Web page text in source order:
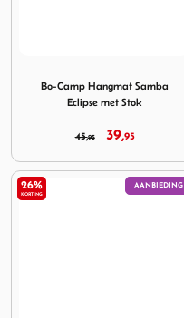
Bo-Camp Hangmat Samba
Eclipse met Stok
45,95 39,95
AANBIEDING
26%
KORTING